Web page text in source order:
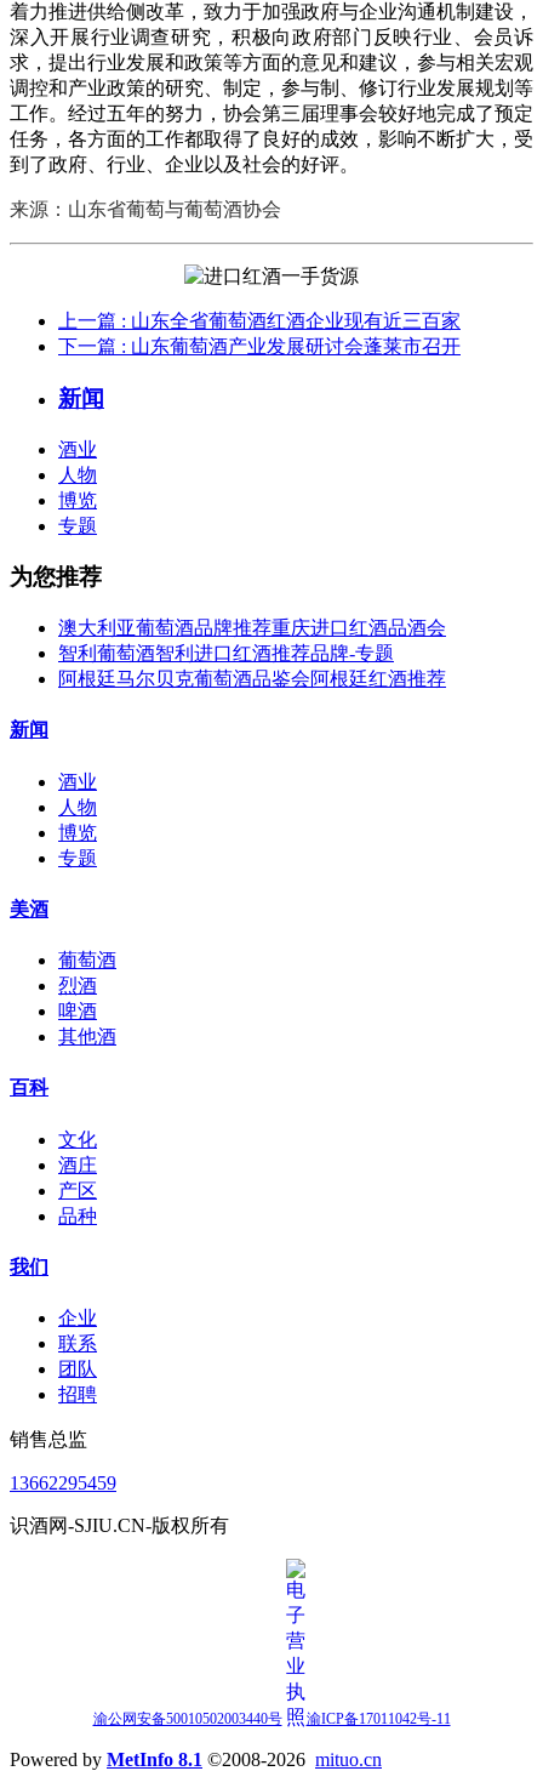
着力推进供给侧改革，致力于加强政府与企业沟通机制建设，
深入开展行业调查研究，积极向政府部门反映行业、会员诉
求，提出行业发展和政策等方面的意见和建议，参与相关宏观
调控和产业政策的研究、制定，参与制、修订行业发展规划等
工作。经过五年的努力，协会第三届理事会较好地完成了预定
任务，各方面的工作都取得了良好的成效，影响不断扩大，受
到了政府、行业、企业以及社会的好评。
来源：山东省葡萄与葡萄酒协会
上一篇 : 山东全省葡萄酒红酒企业现有近三百家
下一篇 : 山东葡萄酒产业发展研讨会蓬莱市召开
新闻
酒业
人物
博览
专题
为您推荐
澳大利亚葡萄酒品牌推荐重庆进口红酒品酒会
智利葡萄酒智利进口红酒推荐品牌-专题
阿根廷马尔贝克葡萄酒品鉴会阿根廷红酒推荐
新闻
酒业
人物
博览
专题
美酒
葡萄酒
烈酒
啤酒
其他酒
百科
文化
酒庄
产区
品种
我们
企业
联系
团队
招聘
销售总监
13662295459
识酒网-SJIU.CN-版权所有
渝公网安备50010502003440号 渝ICP备17011042号-11
Powered by MetInfo 8.1 ©2008-2026 mituo.cn